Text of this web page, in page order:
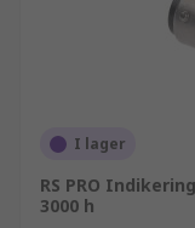
I lager
RS PRO
3000 h